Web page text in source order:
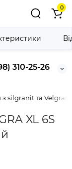
310-25-26
0
з silgranit та
XL 6S